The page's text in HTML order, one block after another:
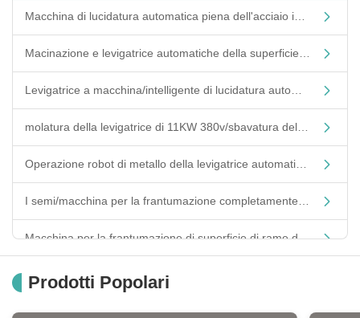
Macchina di lucidatura automatica piena dell'acciaio inossidabile per industria di automobile
Macinazione e levigatrice automatiche della superficie di metallo con il materiale del acciaio al carbonio
Levigatrice a macchina/intelligente di lucidatura automatica della DZ di industria del robot del braccio di fresatura
molatura della levigatrice di 11KW 380v/sbavatura del bordo/macinazione robot della saldatura
Operazione robot di metallo della levigatrice automatica della superficie per scandagliare i montaggi
I semi/macchina per la frantumazione completamente automatica del robot per la molatura del CE del metallo hanno approvato
Macchina per la frantumazione di superficie di rame del robot del rubinetto/levigatrice industriale
Prodotti Popolari